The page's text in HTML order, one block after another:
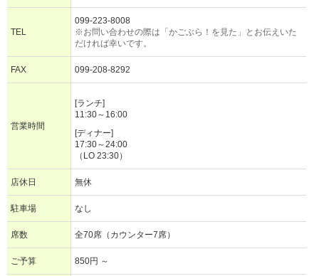
TEL
099-223-8008
※お問い合わせの際は「かごぶら！を見た」とお伝えいた
だければ幸いです。
FAX 099-208-8292
営業時間
[ランチ]
11:30～16:00
[ディナー]
17:30～24:00
（LO 23:30）
店休日 無休
駐車場 なし
席数 全70席（カウンター7席）
ご予算 850円 ～